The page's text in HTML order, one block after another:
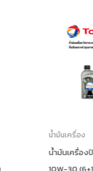
น้ำมันเครื่อง
น้ำมันเครื่อง